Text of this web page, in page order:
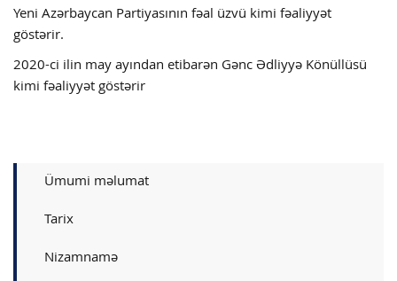
Yeni Azərbaycan Partiyasının fəal üzvü kimi fəaliyyət
göstərir.
2020-ci ilin may ayından etibarən Gənc Ədliyyə Könüllüsü
kimi fəaliyyət göstərir
Ümumi məlumat
Tarix
Nizamnamə